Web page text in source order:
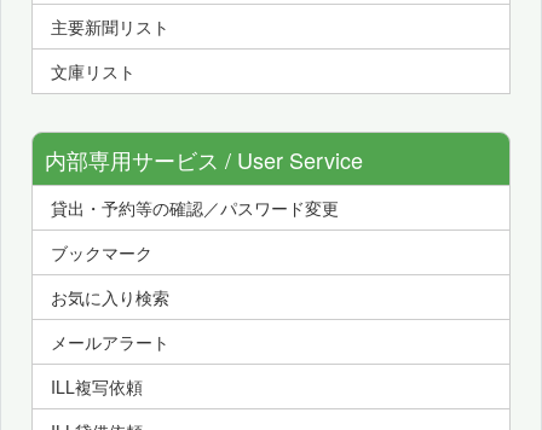
主要新聞リスト
文庫リスト
内部専用サービス / User Service
貸出・予約等の確認／パスワード変更
ブックマーク
お気に入り検索
メールアラート
ILL複写依頼